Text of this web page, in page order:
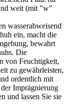
weit (mit "w"
wasserabweisend
ein, macht die
bewahrt
Die
von Feuchtigkeit,
zu gewährleisten,
ordentlich mit
Imprägnierung
und lassen Sie sie